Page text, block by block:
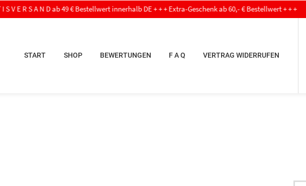
ab 49 € Bestellwert innerhalb DE + + + Extra-Geschenk ab 60,- € Bestellwert + + +
START SHOP BEWERTUNGEN F A Q VERTRAG WIDERRUFEN